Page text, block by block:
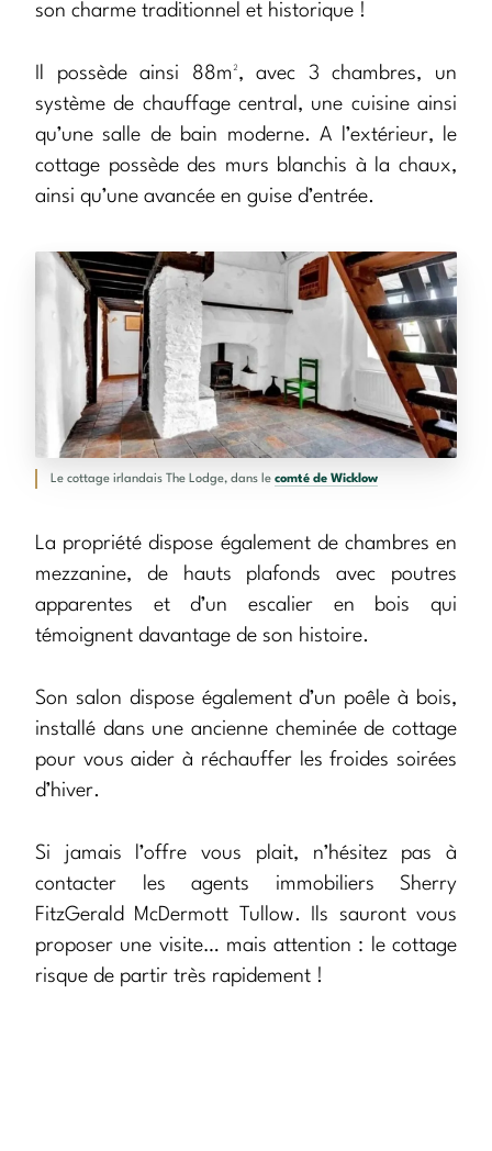
son charme traditionnel et historique !
Il possède ainsi 88m², avec 3 chambres, un
système de chauffage central, une cuisine ainsi
qu’une salle de bain moderne. A l’extérieur, le
cottage possède des murs blanchis à la chaux,
ainsi qu’une avancée en guise d’entrée.
Le cottage irlandais The Lodge, dans le comté de Wicklow
La propriété dispose également de chambres en
mezzanine, de hauts plafonds avec poutres
apparentes et d’un escalier en bois qui
témoignent davantage de son histoire.
Son salon dispose également d’un poêle à bois,
installé dans une ancienne cheminée de cottage
pour vous aider à réchauffer les froides soirées
d’hiver.
Si jamais l’offre vous plait, n’hésitez pas à
contacter les agents immobiliers Sherry
FitzGerald McDermott Tullow. Ils sauront vous
proposer une visite… mais attention : le cottage
risque de partir très rapidement !